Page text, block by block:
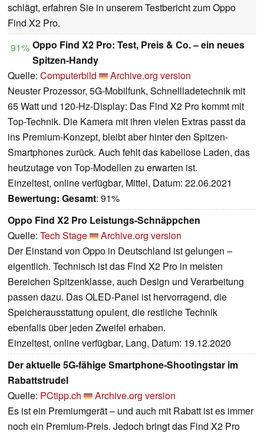
schlägt, erfahren Sie in unserem Testbericht zum Oppo
Find X2 Pro.
91% Oppo Find X2 Pro: Test, Preis & Co. – ein neues
Spitzen-Handy
Quelle: Computerbild
Archive.org version
Neuster Prozessor, 5G-Mobilfunk, Schnellladetechnik mit
65 Watt und 120-Hz-Display: Das Find X2 Pro kommt mit
Top-Technik. Die Kamera mit ihren vielen Extras passt da
ins Premium-Konzept, bleibt aber hinter den Spitzen-
Smartphones zurück. Auch fehlt das kabellose Laden, das
heutzutage von Top-Modellen zu erwarten ist.
Einzeltest, online verfügbar, Mittel, Datum: 22.06.2021
Bewertung: Gesamt: 91%
Oppo Find X2 Pro Leistungs-Schnäppchen
Quelle: Tech Stage
Archive.org version
Der Einstand von Oppo in Deutschland ist gelungen –
eigentlich. Technisch ist das Find X2 Pro in meisten
Bereichen Spitzenklasse, auch Design und Verarbeitung
passen dazu. Das OLED-Panel ist hervorragend, die
Speicherausstattung opulent, die restliche Technik
ebenfalls über jeden Zweifel erhaben.
Einzeltest, online verfügbar, Lang, Datum: 19.12.2020
Der aktuelle 5G-fähige Smartphone-Shootingstar im
Rabattstrudel
Quelle: PCtipp.ch
Archive.org version
Es ist ein Premiumgerät – und auch mit Rabatt ist es immer
noch ein Premium-Preis. Jedoch bringt das Find X2 Pro